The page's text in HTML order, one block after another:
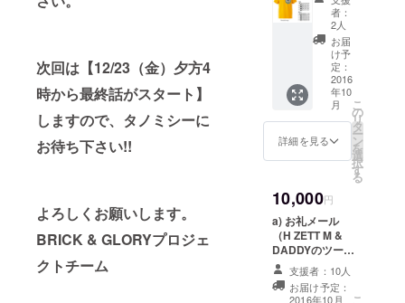
次回は【12/23（金）夕方4
時から最終話がスタート】
しますので、タノミシーに
お待ち下さい!!
よろしくお願いします。
BRICK & GLORYプロジェ
クトチーム
ボルに
なって
いるマ
ンホー
ルや特
製鍵盤
ハーモ
ニカ
(MELO
DION)
カーな
どが
セット
になっ
ていま
す。 こ
のス
マン
ホール
キーホ
ルダー
(真鍮製)
-=-=-=-
=-=-=-=-
=-=-=-=-
=-=-=-=-
いっぱ
ちゃう
ナル五
線譜
ノート
(左)と、
今回の
番組シ
=-=-=-=-
=-=-=-=-
=-=-=-=-
今回の
BRICK
GLORY
オリジ
ナルTee
シャツ
です。
Teeシャ
が欲し
い方は
こちら
を！ ・
カ
ラー：
ゴール
ド ・
者：
2人
お届
け予
定：
2016
年10
月
詳細を見る
こ
の
リ
タ
ー
ン
を
選
択
す
る
10,000円
a) お礼メール
（H ZETT M &
DADDYのツー
ショット写真
データ付き） b)
シートステッ
支援者：10人
お届け予定：
2016年10月